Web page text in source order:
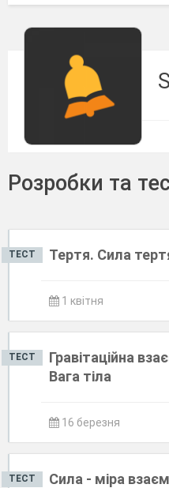
Розробки та
ТЕСТ Тертя. Сила
1 квітня
ТЕСТ
Гравітаційна
Вага тіла
16 березня
ТЕСТ Сила - міра